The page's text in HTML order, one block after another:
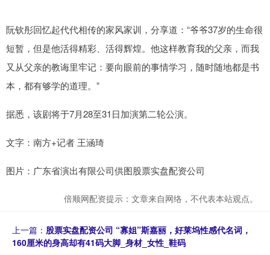
阮钦彤回忆起代代相传的家风家训，分享道：“爷爷37岁的生命很
短暂，但是他活得精彩、活得辉煌。他这样教育我的父亲，而我
又从父亲的教诲里牢记：要向眼前的事情学习，随时随地都是书
本，都有够学的道理。”
据悉，该剧将于7月28至31日加演第二轮公演。
文字：南方+记者 王涵琦
图片：广东省演出有限公司供图股票实盘配资公司
倍顺网配资提示：文章来自网络，不代表本站观点。
上一篇： 股票实盘配资公司 “寡姐”斯嘉丽，好莱坞性感代名词，
160厘米的身高却有41码大脚_身材_女性_鞋码